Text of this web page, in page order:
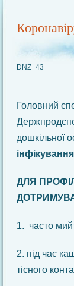
DNZ_43
Головний
дошкільної
ДЛЯ
1. часто
2. під час
тісного